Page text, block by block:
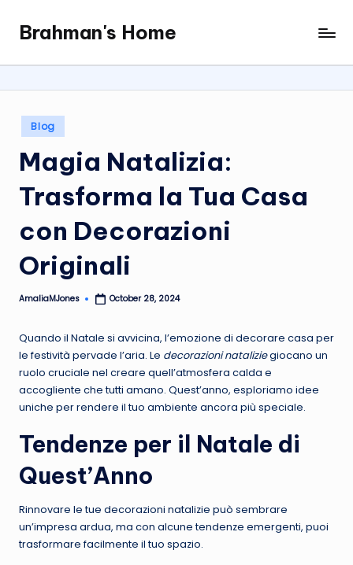
content
Brahman's Home
Spiritual
and
it
all
Posted
in
Blog
Magia Natalizia:
Trasforma la Tua Casa
con Decorazioni
Originali
Posted
AmaliaMJones October 28, 2024
Quando il Natale si avvicina, l’emozione di decorare casa per
le festività pervade l’aria. Le decorazioni nataliziegiocano un
ruolo cruciale nel creare quell’atmosfera calda e
accogliente che tutti amano. Quest’anno, esploriamo idee
uniche per rendere il tuo ambiente ancora più speciale.
Tendenze per il Natale di
Quest’Anno
Rinnovare le tue decorazioni natalizie può sembrare
un’impresa ardua, ma con alcune tendenze emergenti, puoi
trasformare facilmente il tuo spazio.